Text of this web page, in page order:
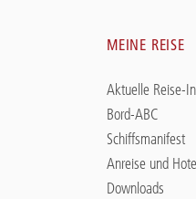
MEINE REISE
Aktuelle Reise-
Bord-ABC
Schiffsmanifest
Anreise und
Downloads